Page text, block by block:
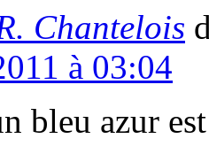
Chantelois
à 03:04
bleu azur